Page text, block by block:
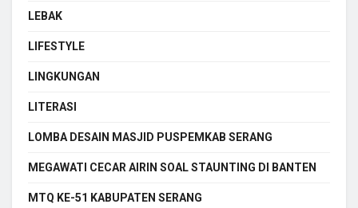
LEBAK
LIFESTYLE
LINGKUNGAN
LITERASI
LOMBA DESAIN MASJID PUSPEMKAB SERANG
MEGAWATI CECAR AIRIN SOAL STAUNTING DI BANTEN
MTQ KE-51 KABUPATEN SERANG